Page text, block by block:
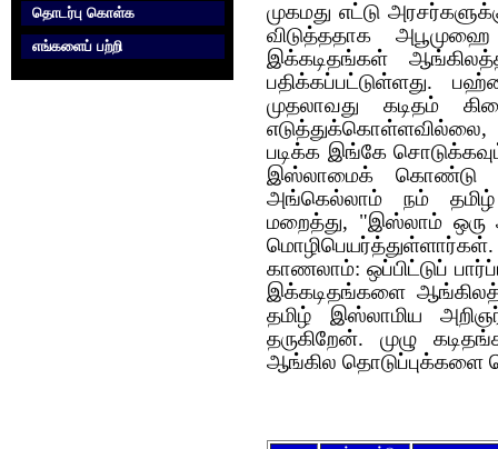
தொடர்பு கொள்க‌
எங்களைப் பற்றி
முகமது எட்டு
விடுத்ததாக
இக்கடிதங்கள்
பதிக்கப்பட்டுள்ளது.
முதலாவது கடிதம்
படிக்க இங்கே
இஸ்லாமைக் கொண்டு
அங்கெல்லாம் நம்
மறைத்து, "இஸ்லாம் ஒரு
காணலாம்: ஒப்பிட்டுப்
இக்கடிதங்களை
தமிழ் இஸ்லாமிய
தருகிறேன். முழு
ஆங்கில தொடுப்புக்களை